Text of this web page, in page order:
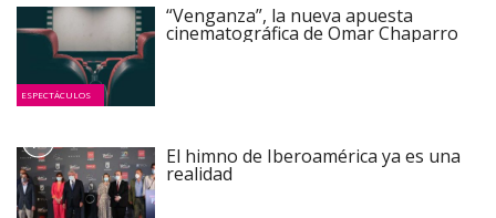
ESPECTÁCULOS
“Venganza”, la nueva apuesta
cinematográfica de Omar Chaparro
El himno de Iberoamérica ya es una
realidad